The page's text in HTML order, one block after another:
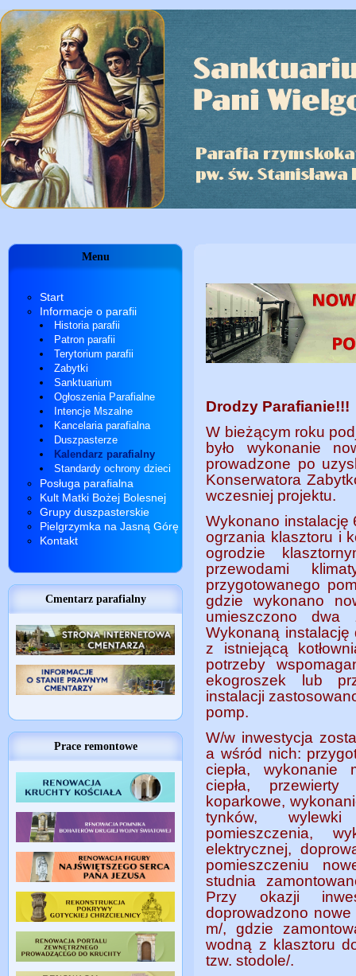
Menu
Start
Informacje o parafii
Historia parafii
Patron parafii
Terytorium parafii
Zabytki
Sanktuarium
Ogłoszenia Parafialne
Intencje Mszalne
Kancelaria parafialna
Duszpasterze
Kalendarz parafialny
Standardy ochrony dzieci
Posługa parafialna
Kult Matki Bożej Bolesnej
Grupy duszpasterskie
Pielgrzymka na Jasną Górę
Kontakt
Cmentarz parafialny
Prace remontowe
Drodzy Parafianie!!!
W bieżącym roku
było wykonanie
prowadzone po
Konserwatora
wczesniej projektu.
Wykonano instalację
ogrzania klasztoru i
ogrodzie
przewodami
przygotowanego
gdzie wykonano
umieszczono
Wykonaną
z istniejącą
potrzeby
ekogroszek lub
instalacji
pomp.
W/w inwestycja
a wśród nich:
ciepła, wykonanie
ciepła,
koparkowe,
tynków,
pomieszczenia,
elektrycznej,
pomieszczeniu
studnia
Przy okazji
doprowadzono
m/, gdzie
wodną z klasztoru
tzw. stodole/.